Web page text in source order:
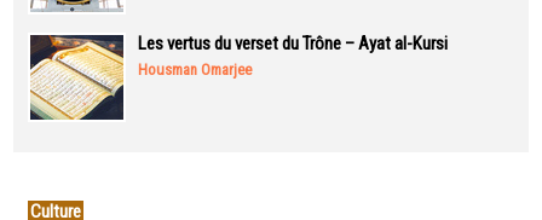
Les vertus du verset du Trône – Ayat al-Kursi
Housman Omarjee
Culture